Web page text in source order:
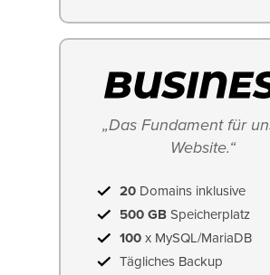
„Das Fundament für
Website.“
20 Domains inklusive
500 GB Speicherplatz
100 x MySQL/MariaDB
Tägliches Backup